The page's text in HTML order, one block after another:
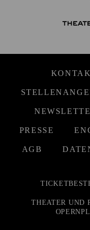
PRESSE
AGB
THEATER UND